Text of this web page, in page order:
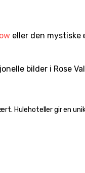
bilder i Rose
Hulehoteller gir en